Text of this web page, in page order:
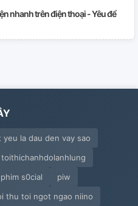
nhanh trên điện thoại - Yêu để
la dau den vay sao
toithichanhdolanhlung
s0cial
piw
thu toi ngot ngao niino